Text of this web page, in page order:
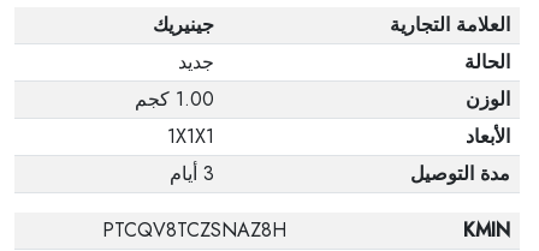
العلامة التجارية
جينيريك
الحالة
جديد
الوزن
1.00 كجم
الأبعاد
1X1X1
مدة التوصيل
3 أيام
KMIN
PTCQV8TCZSNAZ8H